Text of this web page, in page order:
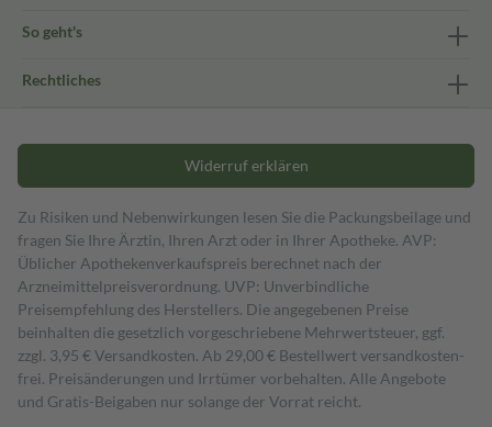
So geht's
Rechtliches
Widerruf erklären
Zu Risiken und Nebenwirkungen lesen Sie die Packungsbeilage und
fragen Sie Ihre Ärztin, Ihren Arzt oder in Ihrer Apotheke. AVP:
Üblicher Apothekenverkaufspreis berechnet nach der
Arzneimittelpreisverordnung. UVP: Unverbindliche
Preisempfehlung des Herstellers. Die angegebenen Preise
beinhalten die gesetzlich vorgeschriebene Mehrwertsteuer, ggf.
zzgl. 3,95 € Versandkosten. Ab 29,00 € Bestell­wert versand­kosten­
frei. Preisänderungen und Irrtümer vorbehalten. Alle Angebote
und Gratis-Beigaben nur solange der Vorrat reicht.